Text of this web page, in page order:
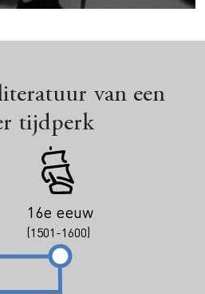
van een
tijdperk
16e eeuw
(1501-1600)